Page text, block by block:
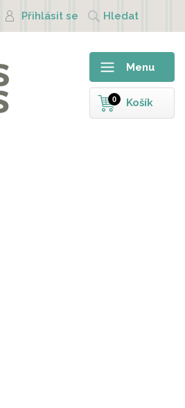
Přihlásit se Hledat
Menu
Košík
0